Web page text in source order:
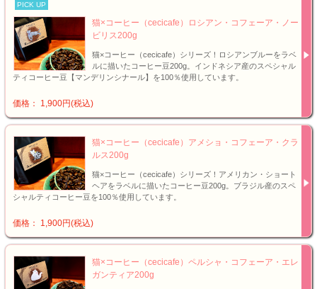
PICK UP
猫×コーヒー（cecicafe）ロシアン・コフェーア・ノー
ビリス200g
猫×コーヒー（cecicafe）シリーズ！ロシアンブルーをラベ
ルに描いたコーヒー豆200g。インドネシア産のスペシャル
ティコーヒー豆【マンデリンシナール】を100％使用しています。
価格： 1,900円(税込)
猫×コーヒー（cecicafe）アメショ・コフェーア・クラ
ルス200g
猫×コーヒー（cecicafe）シリーズ！アメリカン・ショート
ヘアをラベルに描いたコーヒー豆200g。ブラジル産のスペ
シャルティコーヒー豆を100％使用しています。
価格： 1,900円(税込)
猫×コーヒー（cecicafe）ペルシャ・コフェーア・エレ
ガンティア200g